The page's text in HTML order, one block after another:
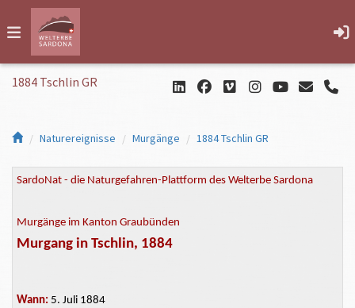
1884 Tschlin GR
Naturereignisse Murgänge 1884 Tschlin GR
SardoNat - die Naturgefahren-Plattform des Welterbe Sardona
Murgänge im Kanton Graubünden
Murgang in Tschlin, 1884
Wann: 5. Juli 1884